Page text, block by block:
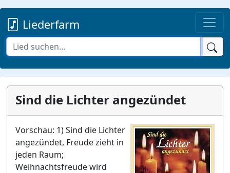
Liederfarm
Sind die Lichter angezündet
Vorschau: 1) Sind die Lichter
angezündet, Freude zieht in
jeden Raum;
Weihnachtsfreude wird